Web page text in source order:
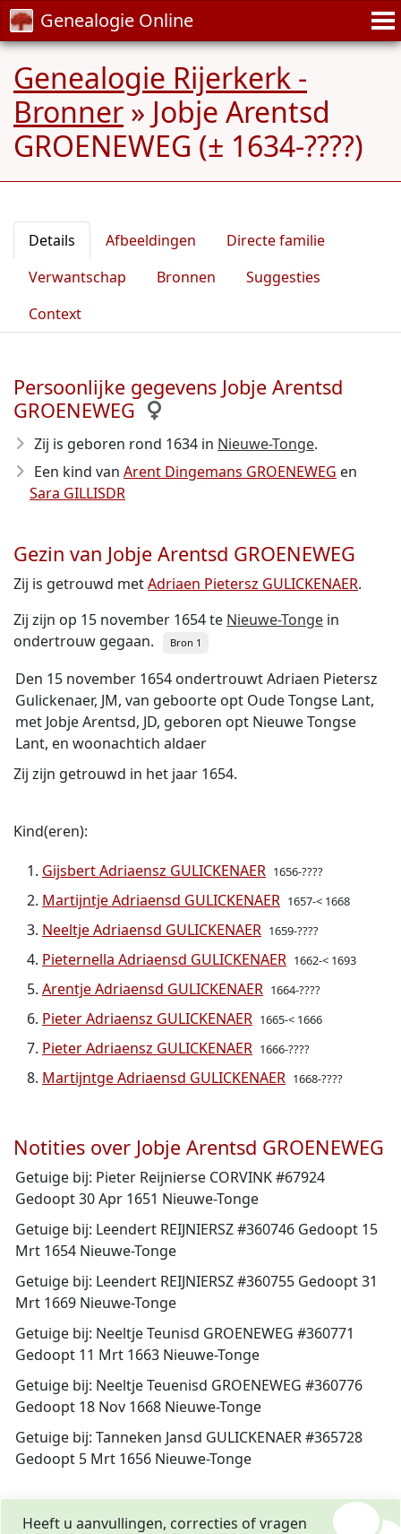
Genealogie Online
Genealogie Rijerkerk -
Bronner » Jobje Arentsd
GROENEWEG (± 1634-????)
Details Afbeeldingen
Directe familie
Verwantschap
Bronnen
Suggesties
Context
Persoonlijke gegevens Jobje Arentsd
GROENEWEG
Zij is geboren rond 1634 in Nieuwe-Tonge.
Een kind van Arent Dingemans GROENEWEG en
Sara GILLISDR
Gezin van Jobje Arentsd GROENEWEG
Zij is getrouwd metAdriaen Pietersz GULICKENAER.
Zij zijn op 15 november 1654 te Nieuwe-Tonge in
ondertrouw gegaan.
Bron 1
Den 15 november 1654 ondertrouwt Adriaen Pietersz
Gulickenaer, JM, van geboorte opt Oude Tongse Lant,
met Jobje Arentsd, JD, geboren opt Nieuwe Tongse
Lant, en woonachtich aldaer
Zij zijn getrouwd in het jaar 1654.
Kind(eren):
Gijsbert Adriaensz GULICKENAER 1656-????
Martijntje Adriaensd GULICKENAER 1657-< 1668
Neeltje Adriaensd GULICKENAER 1659-????
Pieternella Adriaensd GULICKENAER 1662-< 1693
Arentje Adriaensd GULICKENAER 1664-????
Pieter Adriaensz GULICKENAER 1665-< 1666
Pieter Adriaensz GULICKENAER 1666-????
Martijntge Adriaensd GULICKENAER 1668-????
Notities over Jobje Arentsd GROENEWEG
Getuige bij: Pieter Reijnierse CORVINK #67924
Gedoopt 30 Apr 1651 Nieuwe-Tonge
Getuige bij: Leendert REIJNIERSZ #360746 Gedoopt 15
Mrt 1654 Nieuwe-Tonge
Getuige bij: Leendert REIJNIERSZ #360755 Gedoopt 31
Mrt 1669 Nieuwe-Tonge
Getuige bij: Neeltje Teunisd GROENEWEG #360771
Gedoopt 11 Mrt 1663 Nieuwe-Tonge
Getuige bij: Neeltje Teuenisd GROENEWEG #360776
Gedoopt 18 Nov 1668 Nieuwe-Tonge
Getuige bij: Tanneken Jansd GULICKENAER #365728
Gedoopt 5 Mrt 1656 Nieuwe-Tonge
Heeft u aanvullingen, correcties of vragen